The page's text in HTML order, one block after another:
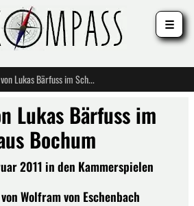
PARZIVAL von Lukas Bärfuss im Schauspielhaus Bochum
Lukas Bärfuss im
Bochum
2011 in den Kammerspielen
Wolfram von Eschenbach
☰